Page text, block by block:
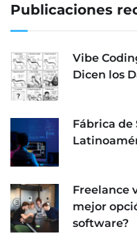
Publicaciones
Vibe
Dicen los
Fábrica de
Freelance
mejor
software?